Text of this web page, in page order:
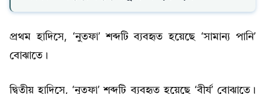
প্রথম হাদিসে, ‘নুতফা’ শব্দটি ব্যবহৃত হয়েছে ‘সামান্য পানি’
বোঝাতে।
দ্বিতীয় হাদিসে, ‘নুতফা’ শব্দটি ব্যবহৃত হয়েছে ‘বীর্য’ বোঝাতে।